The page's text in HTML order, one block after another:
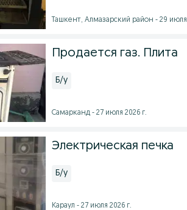
Ташкент, Алмазарский район - 29 июля
Продается газ. Плита
Б/у
Самарканд - 27 июля 2026 г.
Электрическая печка
Б/у
Караул - 27 июля 2026 г.